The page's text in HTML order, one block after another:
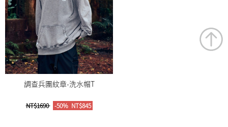
調查兵團紋章-洗水帽T
NT$1690 -50% NT$845